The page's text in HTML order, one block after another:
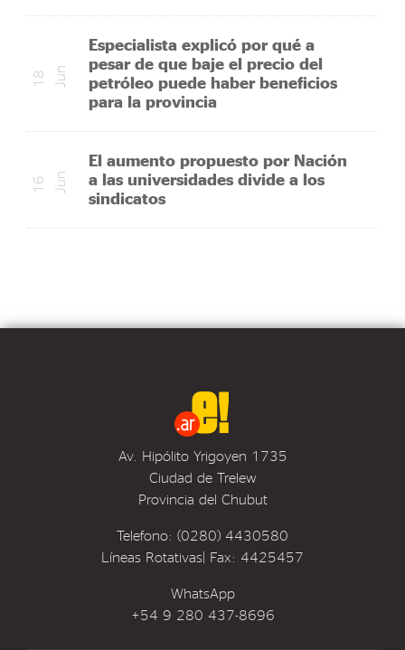
Especialista explicó por qué a
pesar de que baje el precio del
petróleo puede haber beneficios
para la provincia
1
8
J
u n
El aumento propuesto por Nación
a las universidades divide a los
sindicatos
1
6
J
u n
Av. Hipólito Yrigoyen 1735
Ciudad de Trelew
Provincia del Chubut
Telefono: (0280) 4430580
Líneas Rotativas| Fax: 4425457
WhatsApp
+54 9 280 437-8696